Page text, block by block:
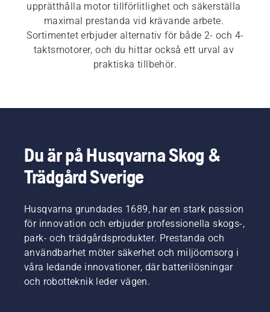
upprätthålla motor tillförlitlighet och säkerställa
maximal prestanda vid krävande arbete.
Sortimentet erbjuder alternativ för både 2- och 4-
taktsmotorer, och du hittar också ett urval av
praktiska tillbehör.
Du är på Husqvarna Skog &
Trädgård Sverige
Husqvarna grundades 1689, har en stark passion
för innovation och erbjuder professionella skogs-,
park- och trädgårdsprodukter. Prestanda och
användbarhet möter säkerhet och miljöomsorg i
våra ledande innovationer, där batterilösningar
och robotteknik leder vägen.